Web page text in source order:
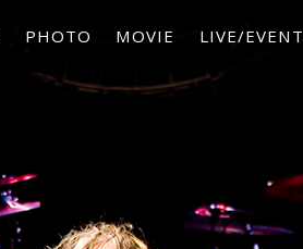
PHOTO MOVIE LIVE/EVENT